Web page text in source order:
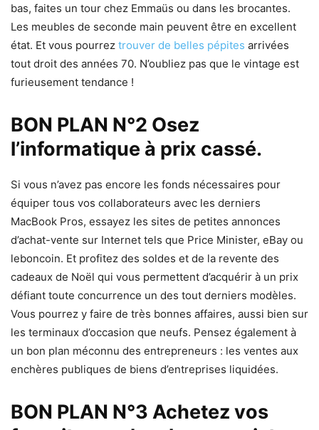
bas, faites un tour chez Emmaüs ou dans les brocantes.
Les meubles de seconde main peuvent être en excellent
état. Et vous pourrez trouver de belles pépites arrivées
tout droit des années 70. N’oubliez pas que le vintage est
furieusement tendance !
BON PLAN N°2 Osez
l’informatique à prix cassé.
Si vous n’avez pas encore les fonds nécessaires pour
équiper tous vos collaborateurs avec les derniers
MacBook Pros, essayez les sites de petites annonces
d’achat-vente sur Internet tels que Price Minister, eBay ou
leboncoin. Et profitez des soldes et de la revente des
cadeaux de Noël qui vous permettent d’acquérir à un prix
défiant toute concurrence un des tout derniers modèles.
Vous pourrez y faire de très bonnes affaires, aussi bien sur
les terminaux d’occasion que neufs. Pensez également à
un bon plan méconnu des entrepreneurs : les ventes aux
enchères publiques de biens d’entreprises liquidées.
BON PLAN N°3 Achetez vos